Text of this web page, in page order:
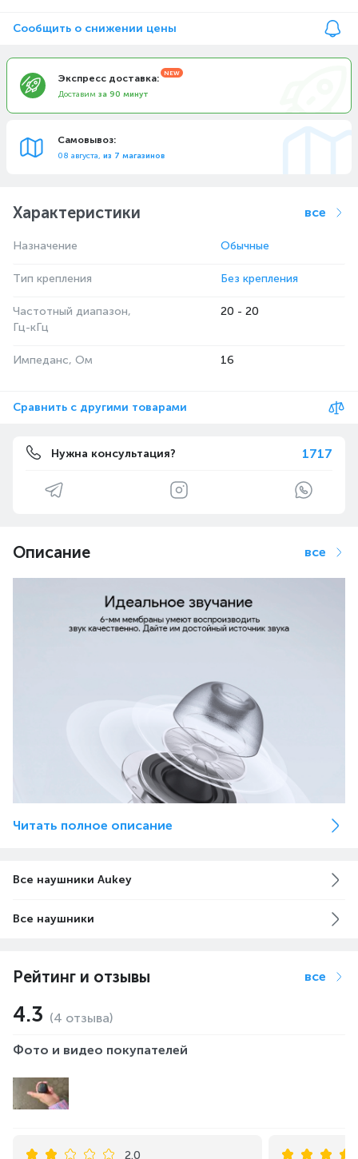
Сообщить о снижении цены
Экспресс доставка:
Доставим за 90 минут
Самовывоз:
08 августа, из 7 магазинов
Характеристики все
Назначение Обычные
Тип крепления Без крепления
Частотный диапазон,
Гц-кГц
20 - 20
Импеданс, Ом 16
Сравнить с другими товарами
Нужна консультация? 1717
Описание все
Читать полное описание
Все наушники Aukey
Все наушники
Рейтинг и отзывы все
4.3 (4 отзыва)
Фото и видео покупателей
2.0